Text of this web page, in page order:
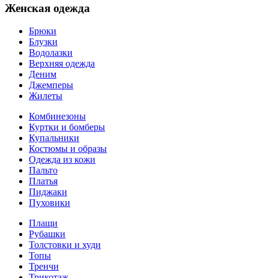
Женская одежда
Брюки
Блузки
Водолазки
Верхняя одежда
Деним
Джемперы
Жилеты
Комбинезоны
Куртки и бомберы
Купальники
Костюмы и образы
Одежда из кожи
Пальто
Платья
Пиджаки
Пуховики
Плащи
Рубашки
Толстовки и худи
Топы
Тренчи